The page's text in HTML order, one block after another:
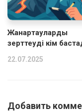
Жанартауларды
зерттеуді кім
22.07.2025
Добавить